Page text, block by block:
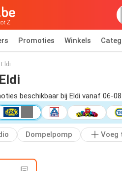
Promoties Winkels
Eldi
beschikbaar bij Eldi vanaf 06-
Dompelpomp
Voeg